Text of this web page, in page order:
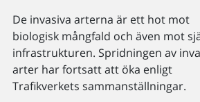
De invasiva arterna är ett hot mot
biologisk mångfald och även mot
infrastrukturen. Spridningen av
arter har fortsatt att öka enligt
Trafikverkets sammanställningar.